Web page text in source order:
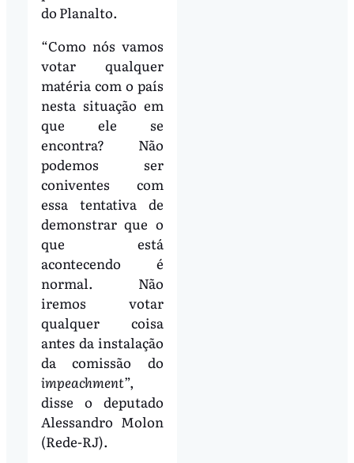
do Planalto.
“Como nós vamos
votar qualquer
matéria com o país
nesta situação em
que ele se
encontra? Não
podemos ser
coniventes com
essa tentativa de
demonstrar que o
que está
acontecendo é
normal. Não
iremos votar
qualquer coisa
antes da instalação
da comissão do
impeachment”,
disse o deputado
Alessandro Molon
(Rede-RJ).